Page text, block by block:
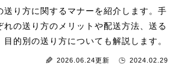
送り方に関するマナーを紹介します。手
れの送り方のメリットや配送方法、送る
目的別の送り方についても解説します。
2026.06.24更新 2024.02.29